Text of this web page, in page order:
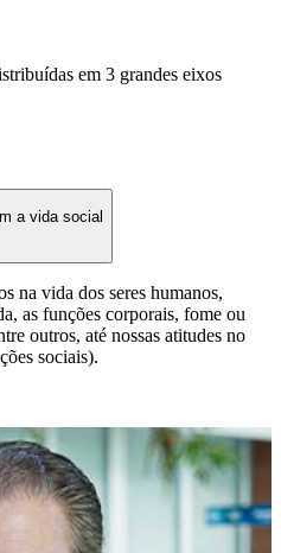
em 3 grandes eixos
a vida social
na vida dos seres humanos,
as funções corporais, fome ou
outros, até nossas atitudes no
sociais).